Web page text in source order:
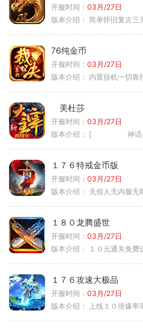
开服时间： 03月/27日
版本介绍： 简单怀旧复古三
76纯金币
开服时间： 03月/27日
版本介绍： 内置挂机一切靠
美杜莎
开服时间： 03月/27日
版本介绍： [ 神话
１７６特戒金币版
开服时间： 03月/27日
版本介绍： 无假人无内服无
１８０龙腾盛世
开服时间： 03月/27日
版本介绍：
１０元通关免费
１７６攻速大极品
开服时间： 03月/27日
版本介绍：
上线１０倍爆率